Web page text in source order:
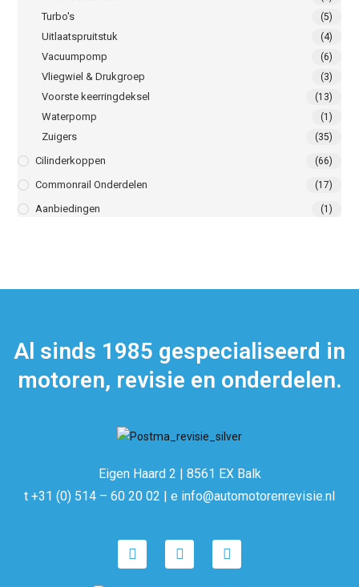
Turbo's (5)
Uitlaatspruitstuk (4)
Vacuumpomp (6)
Vliegwiel & Drukgroep (3)
Voorste keerringdeksel (13)
Waterpomp (1)
Zuigers (35)
Cilinderkoppen (66)
Commonrail Onderdelen (17)
Aanbiedingen (1)
Al sinds 1985 gespecialiseerd in
motoren, revisie en onderdelen.
Eigen Haard 2 | 8561 EX Balk
t +31 (0) 514 – 60 20 02 | e info@automotorenrevisie.nl